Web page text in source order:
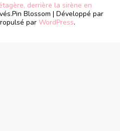
derrière la sirène en
Pin Blossom | Développé par
par WordPress.